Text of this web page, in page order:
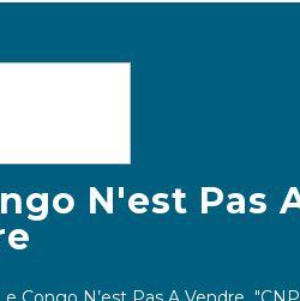
N'est Pas